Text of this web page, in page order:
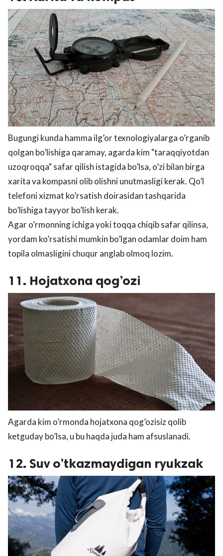
Bugungi kunda hamma ilg’or texnologiyalarga o’rganib
qolgan bo’lishiga qaramay, agarda kim "taraqqiyotdan
uzoqroqqa" safar qilish istagida bo’lsa, o’zi bilan birga
xarita va kompasni olib olishni unutmasligi kerak. Qo’l
telefoni xizmat ko’rsatish doirasidan tashqarida
bo’lishiga tayyor bo’lish kerak.
Agar o’rmonning ichiga yoki toqqa chiqib safar qilinsa,
yordam ko’rsatishi mumkin bo’lgan odamlar doim ham
topila olmasligini chuqur anglab olmoq lozim.
11. Hojatxona qog’ozi
Agarda kim o’rmonda hojatxona qog’ozisiz qolib
ketguday bo’lsa, u bu haqda juda ham afsuslanadi.
12. Suv o’tkazmaydigan ryukzak